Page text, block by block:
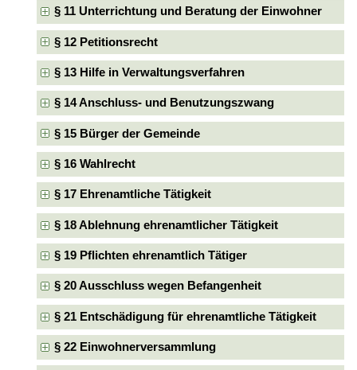
§ 11 Unterrichtung und Beratung der Einwohner
§ 12 Petitionsrecht
§ 13 Hilfe in Verwaltungsverfahren
§ 14 Anschluss- und Benutzungszwang
§ 15 Bürger der Gemeinde
§ 16 Wahlrecht
§ 17 Ehrenamtliche Tätigkeit
§ 18 Ablehnung ehrenamtlicher Tätigkeit
§ 19 Pflichten ehrenamtlich Tätiger
§ 20 Ausschluss wegen Befangenheit
§ 21 Entschädigung für ehrenamtliche Tätigkeit
§ 22 Einwohnerversammlung